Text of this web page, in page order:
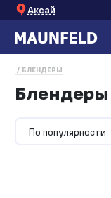
Аксай
БЛЕНДЕРЫ
По популярности